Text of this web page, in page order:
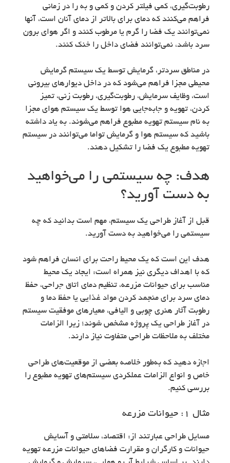
رطوبت‌گیری، کمی فیلتر کردن و کمی و به را در زمانی
فراهم می‌کنند که دمای برای بالاتر از دمای آنان است، آنها
نمی‌توانند یک فضا را گرم يا مرطوب کنند و اگر هوای برون
سرد باشد، نمی‌توانند فضای داخل را خنک کنند.
در مناطق سردتر، گرمایش توسط یک سیستم گرمایش
محیطی مجزا فراهم می‌شود که در داخل دیوارهای بیرونی
است، وظایف سرمایش، رطوبت‌گیری، رطوبت زنی، تمیز
کردن، تهویه و جابه‌جایی هوا توسط یک سیستم هوای مجزا
به نام سیستم تهویه مطبوع فراهم می‌شوند. به یاد داشته
باشید که سیستم هوا و گرمایش تواما می‌توانند در سیستم
تهویه مطبوع یک فضا را تشکیل دهند.
هدف: چه سیستمی را می‌خواهید
به دست آورید؟
قبل از آغاز طراحی یک سیستم، مهم است بدانید که چه
سیستمی را می‌خواهید به دست آورید.
هدف این است که یک محیط راحت برای انسان فراهم شود
که با اهداف دیگری نیز همراه است: ایجاد یک محیط
مناسب برای حیوانات مزرعه، تنظیم دمای اتاق جراحی، حفظ
دمای سرد برای منجمد کردن مواد غذایی یا حفظ دما و
رطوبت آثار هنری چوبی و الیافی، معیارهای موفقیت سیستم
در آغاز طراحی یک پروژه مشخص شوند؛ زیرا الزامات
مختلف به ملاحظات طراحی متفاوت نیاز دارند.
اجازه دهید که به‌طور خلاصه بعضی از موقعیت‌های طراحی
خاص و انواع الزامات عملکردی سیستم‌های تهویه مطبوع را
بررسی کنیم.
مثال ۱: حیوانات مزرعه
مسایل طراحی عبارتند از: اقتصاد، سلامتی و آسایش
حیوانات و کارگران و مقرارت فضاهای حیوانات مزرعه تهویه